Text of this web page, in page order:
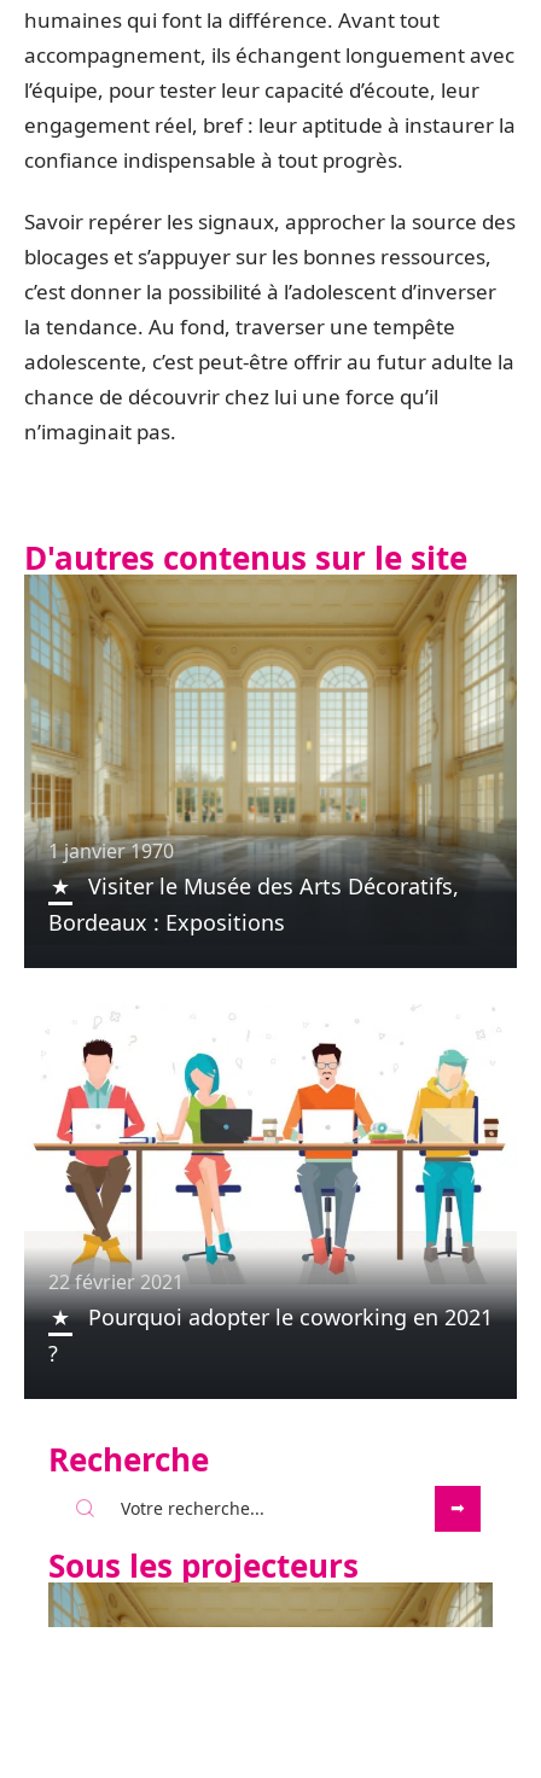
humaines qui font la différence. Avant tout
accompagnement, ils échangent longuement avec
l’équipe, pour tester leur capacité d’écoute, leur
engagement réel, bref : leur aptitude à instaurer la
confiance indispensable à tout progrès.
Savoir repérer les signaux, approcher la source des
blocages et s’appuyer sur les bonnes ressources,
c’est donner la possibilité à l’adolescent d’inverser
la tendance. Au fond, traverser une tempête
adolescente, c’est peut-être offrir au futur adulte la
chance de découvrir chez lui une force qu’il
n’imaginait pas.
D'autres contenus sur le site
1 janvier 1970
Visiter le Musée des Arts Décoratifs,
Bordeaux : Expositions
22 février 2021
Pourquoi adopter le coworking en 2021
?
Recherche
Sous les projecteurs